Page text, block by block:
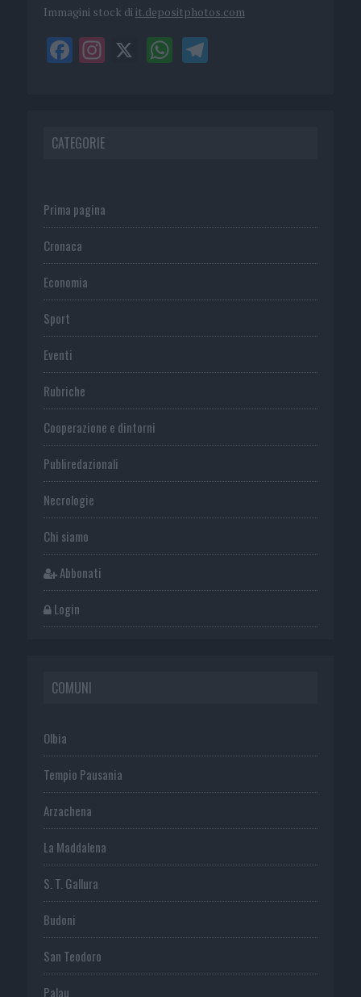
Immagini stock di it.depositphotos.com
CATEGORIE
Prima pagina
Cronaca
Economia
Sport
Eventi
Rubriche
Cooperazione e dintorni
Publiredazionali
Necrologie
Chi siamo
Abbonati
Login
COMUNI
Olbia
Tempio Pausania
Arzachena
La Maddalena
S. T. Gallura
Budoni
San Teodoro
Palau